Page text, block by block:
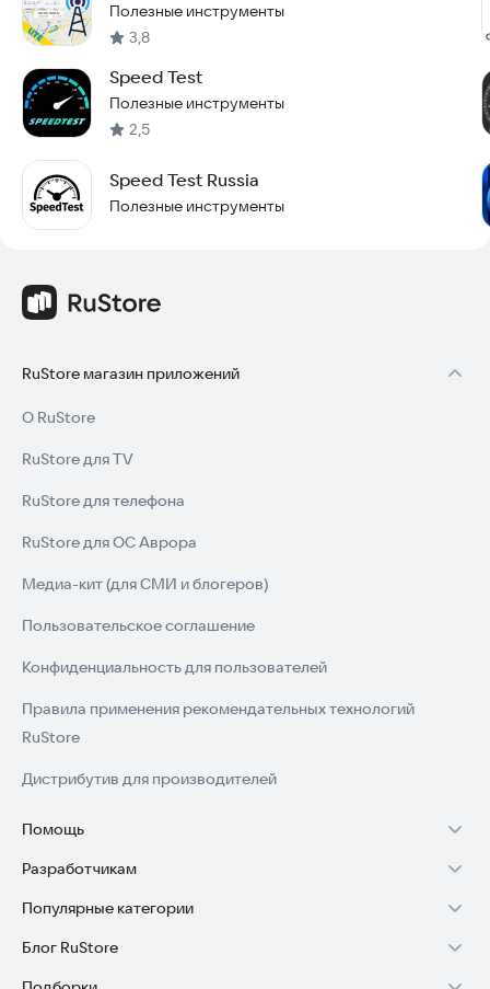
Полезные инструменты
3,8
Speed Test
Полезные инструменты
2,5
Speed Test Russia
Полезные инструменты
RuStore магазин приложений
О RuStore
RuStore для TV
RuStore для телефона
RuStore для ОС Аврора
Медиа-кит (для СМИ и блогеров)
Пользовательское соглашение
Конфиденциальность для пользователей
Правила применения рекомендательных технологий
RuStore
Дистрибутив для производителей
Помощь
Установка RuStore на TV
Установка RuStore на телефон
Установка RuStore в машину
Разработчикам
Зарабатывать с RuStore
Стать разработчиком
Популярные категории
Игры для Android
Блог RuStore